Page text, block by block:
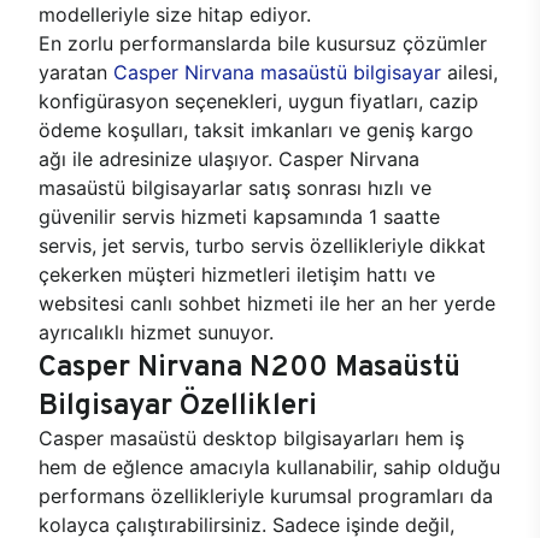
modelleriyle size hitap ediyor.
En zorlu performanslarda bile kusursuz çözümler
yaratan Casper Nirvana masaüstü bilgisayar ailesi,
konfigürasyon seçenekleri, uygun fiyatları, cazip
ödeme koşulları, taksit imkanları ve geniş kargo
ağı ile adresinize ulaşıyor. Casper Nirvana
masaüstü bilgisayarlar satış sonrası hızlı ve
güvenilir servis hizmeti kapsamında 1 saatte
servis, jet servis, turbo servis özellikleriyle dikkat
çekerken müşteri hizmetleri iletişim hattı ve
websitesi canlı sohbet hizmeti ile her an her yerde
ayrıcalıklı hizmet sunuyor.
Casper Nirvana N200 Masaüstü
Bilgisayar Özellikleri
Casper masaüstü desktop bilgisayarları hem iş
hem de eğlence amacıyla kullanabilir, sahip olduğu
performans özellikleriyle kurumsal programları da
kolayca çalıştırabilirsiniz. Sadece işinde değil,